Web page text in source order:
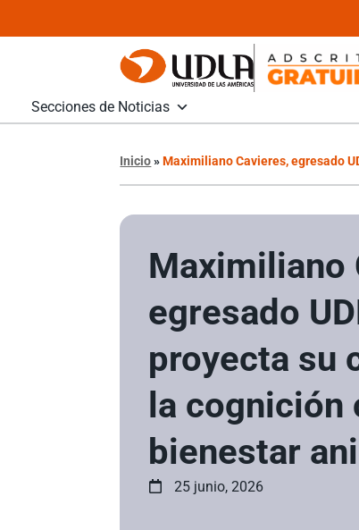
Secciones de Noticias
Inicio»Maximiliano Cavieres, egresado
Maximiliano
egresado
proyecta su
la cognición
bienestar
25 junio, 2026